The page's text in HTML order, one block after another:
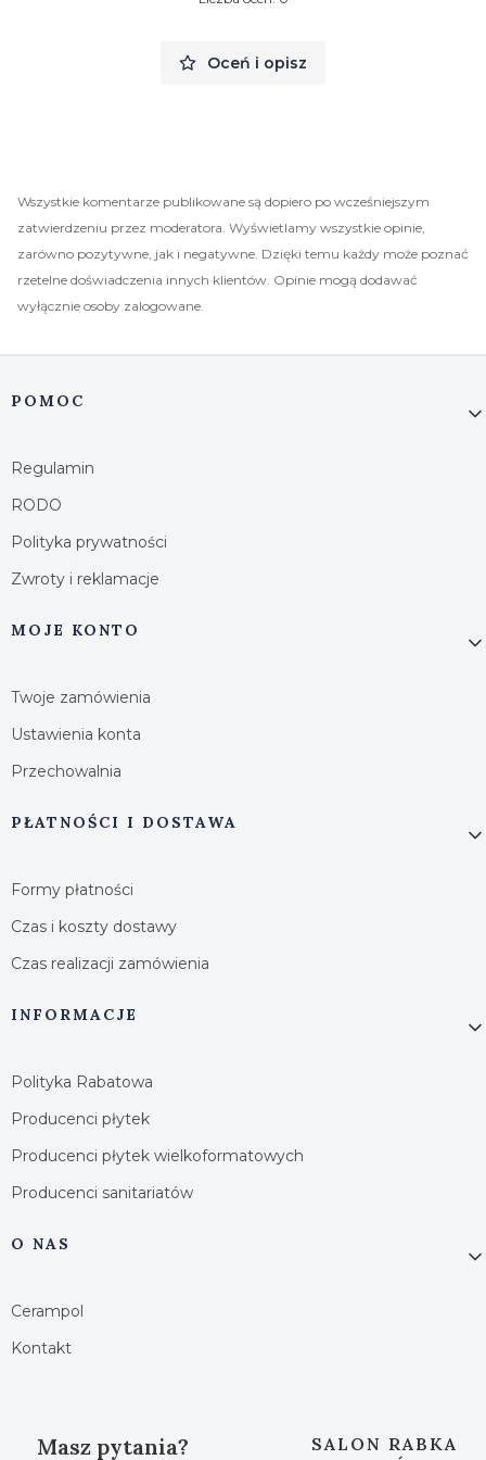
Oceń i opisz
Wszystkie komentarze publikowane są dopiero po wcześniejszym
zatwierdzeniu przez moderatora. Wyświetlamy wszystkie opinie,
zarówno pozytywne, jak i negatywne. Dzięki temu każdy może poznać
rzetelne doświadczenia innych klientów. Opinie mogą dodawać
wyłącznie osoby zalogowane.
Linki w stopce
POMOC
Regulamin
RODO
Polityka prywatności
Zwroty i reklamacje
MOJE KONTO
Twoje zamówienia
Ustawienia konta
Przechowalnia
PŁATNOŚCI I DOSTAWA
Formy płatności
Czas i koszty dostawy
Czas realizacji zamówienia
INFORMACJE
Polityka Rabatowa
Producenci płytek
Producenci płytek wielkoformatowych
Producenci sanitariatów
O NAS
Cerampol
Kontakt
Masz pytania?
SALON RABKA